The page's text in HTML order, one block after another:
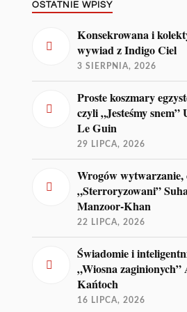
OSTATNIE WPISY
Konsekrowana i
wywiad z Indigo Ciel
3 SIERPNIA, 2026
Proste koszmary
czyli „Jesteśmy
Le Guin
29 LIPCA, 2026
Wrogów wytwarzanie,
„Sterroryzowani”
Manzoor-Khan
22 LIPCA, 2026
Świadomie i
„Wiosna zaginionych”
Kańtoch
16 LIPCA, 2026